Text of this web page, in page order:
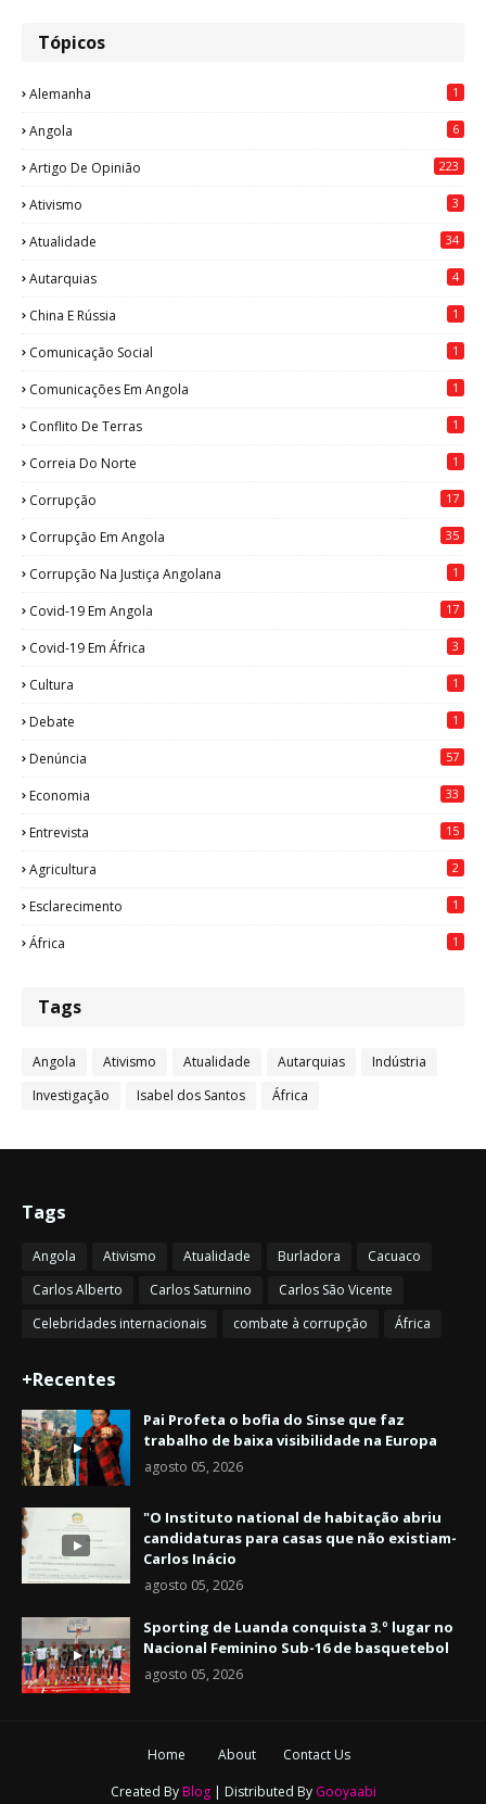
Tópicos
Alemanha 1
Angola 6
Artigo De Opinião 223
Ativismo 3
Atualidade 34
Autarquias 4
China E Rússia 1
Comunicação Social 1
Comunicações Em Angola 1
Conflito De Terras 1
Correia Do Norte 1
Corrupção 17
Corrupção Em Angola 35
Corrupção Na Justiça Angolana 1
Covid-19 Em Angola 17
Covid-19 Em África 3
Cultura 1
Debate 1
Denúncia 57
Economia 33
Entrevista 15
Agricultura 2
Esclarecimento 1
África 1
Tags
Angola Ativismo Atualidade Autarquias
Indústria
Investigação
Isabel dos Santos África
Tags
Angola Ativismo Atualidade Burladora
Cacuaco
Carlos Alberto
Carlos Saturnino
Carlos São Vicente
Celebridades internacionais
combate à corrupção África
+Recentes
Pai Profeta o bofia do Sinse que faz
trabalho de baixa visibilidade na Europa
agosto 05, 2026
"O Instituto national de habitação abriu
candidaturas para casas que não existiam-
Carlos Inácio
agosto 05, 2026
Sporting de Luanda conquista 3.º lugar no
Nacional Feminino Sub-16 de basquetebol
agosto 05, 2026
Home About
Contact Us
Created By Blog| Distributed By Gooyaabi